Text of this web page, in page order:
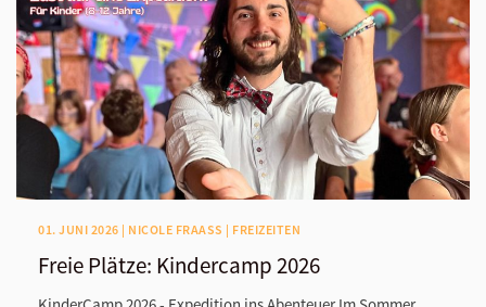
01. JUNI 2026 | NICOLE FRAASS | FREIZEITEN
Freie Plätze: Kindercamp 2026